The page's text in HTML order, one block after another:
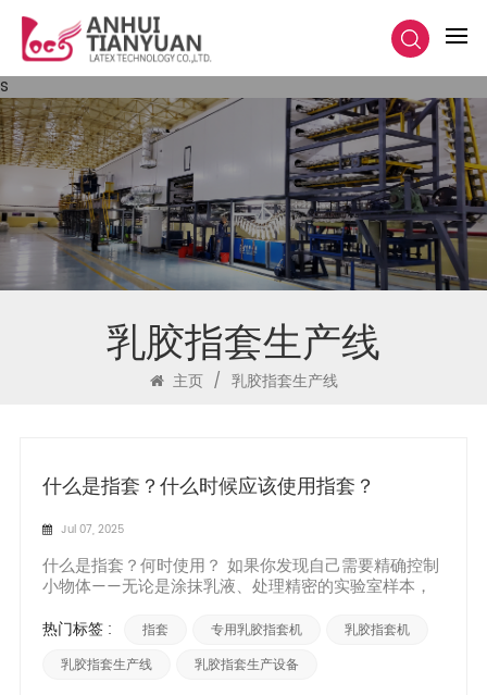
s
​乳胶指套生产线​​
主页 / ​乳胶指套生产线​​
什么是指套？什么时候应该使用指套？
Jul 07, 2025
什么是指套？何时使用？ 如果你发现自己需要精确控制
小物体——无论是涂抹乳液、处理精密的实验室样本，
套，旨在保护手指，同时保持灵活性。这些不起眼的工
但究竟是什么呢？ 是 为什么这么多专业人...
热门标签 : ​​指套​​ 专用乳胶指套机 乳胶指套机
​乳胶指套生产线​​ 乳胶指套生产设备